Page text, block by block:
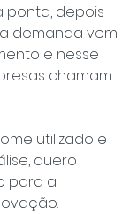
ponta, depois
demanda vem
e nesse
chamam
utilizado e
quero
para a